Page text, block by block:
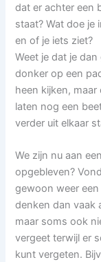
dat er achter een
staat? Wat doe je
en of je iets ziet?
Weet je dat je
donker op een
heen kijken,
laten nog een
verder uit elkaar
We zijn nu aan
opgebleven?
gewoon weer
denken dan vaak
maar soms ook
vergeet terwijl er
kunt vergeten.